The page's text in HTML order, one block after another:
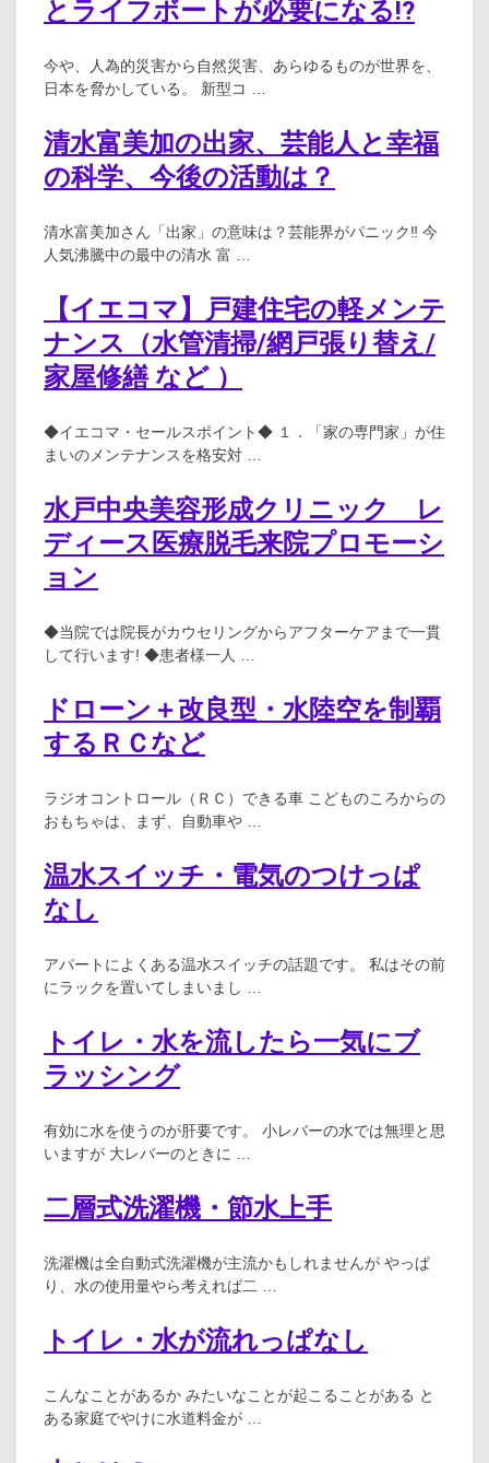
とライフボートが必要になる!?
今や、人為的災害から自然災害、あらゆるものが世界を、
日本を脅かしている。 新型コ …
清水富美加の出家、芸能人と幸福
の科学、今後の活動は？
清水富美加さん「出家」の意味は？芸能界がパニック‼ 今
人気沸騰中の最中の清水 富 …
【イエコマ】戸建住宅の軽メンテ
ナンス（水管清掃/網戸張り替え/
家屋修繕 など ）
◆イエコマ・セールスポイント◆ １．「家の専門家」が住
まいのメンテナンスを格安対 …
水戸中央美容形成クリニック レ
ディース医療脱毛来院プロモーシ
ョン
◆当院では院長がカウセリングからアフターケアまで一貫
して行います! ◆患者様一人 …
ドローン＋改良型・水陸空を制覇
するＲＣなど
ラジオコントロール（ＲＣ）できる車 こどものころからの
おもちゃは、まず、自動車や …
温水スイッチ・電気のつけっぱ
なし
アパートによくある温水スイッチの話題です。 私はその前
にラックを置いてしまいまし …
トイレ・水を流したら一気にブ
ラッシング
有効に水を使うのが肝要です。 小レバーの水では無理と思
いますが 大レバーのときに …
二層式洗濯機・節水上手
洗濯機は全自動式洗濯機が主流かもしれませんが やっぱ
り、水の使用量やら考えれば二 …
トイレ・水が流れっぱなし
こんなことがあるか みたいなことが起こることがある と
ある家庭でやけに水道料金が …